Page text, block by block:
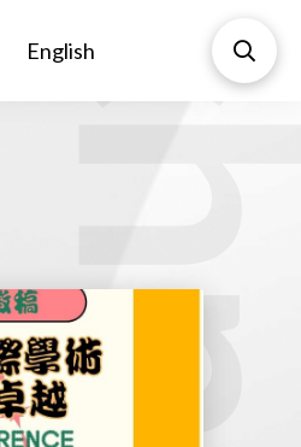
English